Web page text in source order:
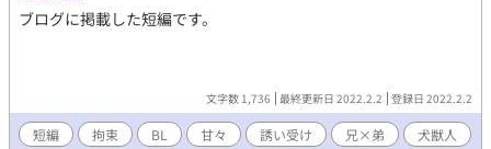
ブログに掲載した短編です。
文字数 1,736 最終更新日 2022.2.2 登録日 2022.2.2
短編 拘束 BL 甘々 誘い受け 兄×弟
犬獣人